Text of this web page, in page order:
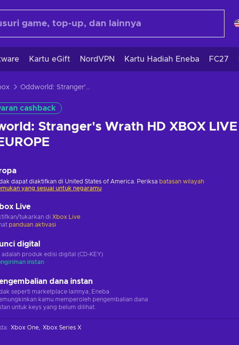
Kartu eGift NordVPN Kartu Hadiah Eneba FC27
Oddworld: Stranger's Wrath HD XBOX LIVE Key EUROPE
cashback
Stranger's Wrath HD XBOX LIVE
dapat diaktifkan di United States of America. Periksa batasan wilayah
yang sesuai untuk negaramu
Live
tukarkan di Xbox Live
panduan aktivasi
digital
adalah produk edisi digital (CD-KEY)
instan
dana instan
seperti marketplace lainnya, Eneba
kamu memperoleh pengembalian dana
untuk keys yang belum dilihat.
: Xbox One Xbox Series X